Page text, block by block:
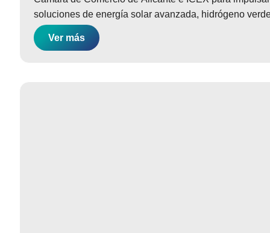
soluciones de energía solar avanzada, hidrógeno
Ver más